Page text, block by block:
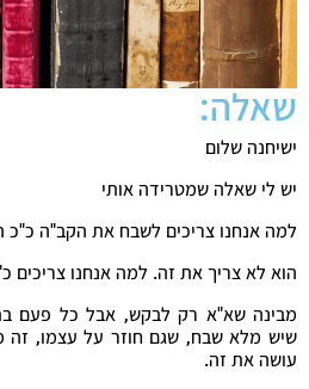
שאלה:
ישיחנה שלום
יש לי שאלה שמטרידה אותי
למה אנחנו צריכים לשבח את הקב"ה כ"כ
הוא לא צריך את זה. למה אנחנו צריכים
מבינה שא"א רק לבקש, אבל כל פעם
שיש מלא שבח, שגם חוזר על עצמו, זה
עושה את זה.